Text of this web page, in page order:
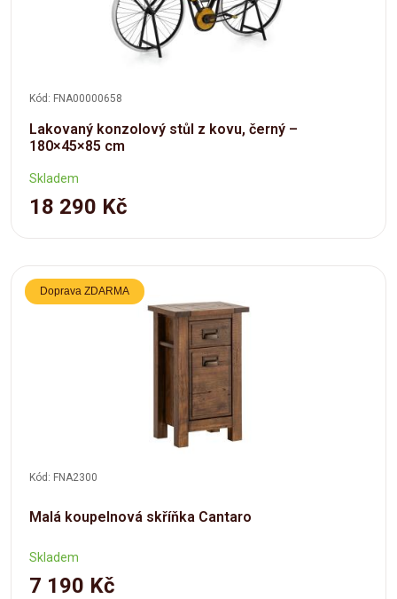
Kód: FNA00000658
Lakovaný konzolový stůl z kovu, černý –
180×45×85 cm
Skladem
18 290 Kč
Doprava ZDARMA
Kód: FNA2300
Malá koupelnová skříňka Cantaro
Skladem
7 190 Kč